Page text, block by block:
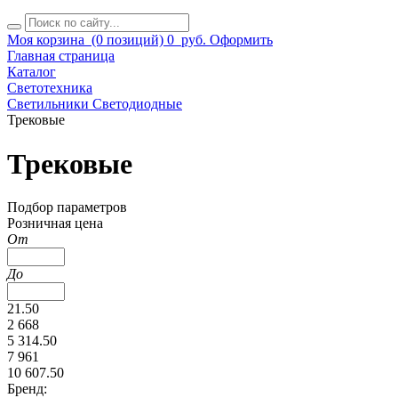
Моя корзина (0 позиций) 0 руб. Оформить
Главная страница
Каталог
Светотехника
Светильники Светодиодные
Трековые
Трековые
Подбор параметров
Розничная цена
От
До
21.50
2 668
5 314.50
7 961
10 607.50
Бренд: